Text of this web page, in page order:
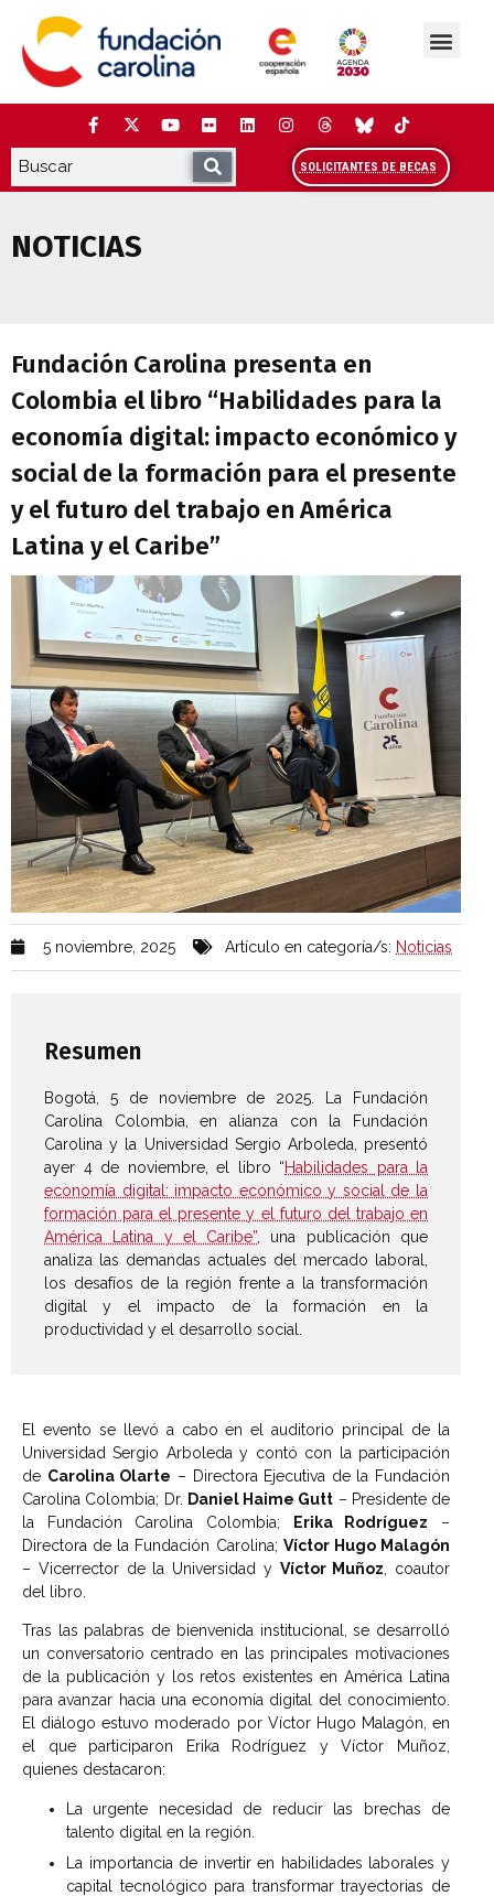
contenido
SOLICITANTES DE BECAS
NOTICIAS
Fundación Carolina presenta en
Colombia el libro “Habilidades para la
economía digital: impacto económico y
social de la formación para el presente
y el futuro del trabajo en América
Latina y el Caribe”
5 noviembre, 2025 Artículo en categoría/s: Noticias
Resumen
Bogotá, 5 de noviembre de 2025. La Fundación
Carolina Colombia, en alianza con la Fundación
Carolina y la Universidad Sergio Arboleda, presentó
ayer 4 de noviembre, el libro “Habilidades para la
economía digital: impacto económico y social de la
formación para el presente y el futuro del trabajo en
América Latina y el Caribe” , una publicación que
analiza las demandas actuales del mercado laboral,
los desafíos de la región frente a la transformación
digital y el impacto de la formación en la
productividad y el desarrollo social.
El evento se llevó a cabo en el auditorio principal de la
Universidad Sergio Arboleda y contó con la participación
de Carolina Olarte – Directora Ejecutiva de la Fundación
Carolina Colombia; Dr. Daniel Haime Gutt – Presidente de
la Fundación Carolina Colombia;
Erika Rodríguez –
Directora de la Fundación Carolina; Víctor Hugo Malagón
– Vicerrector de la Universidad y Víctor Muñoz , coautor
del libro.
Tras las palabras de bienvenida institucional, se desarrolló
un conversatorio centrado en las principales motivaciones
de la publicación y los retos existentes en América Latina
para avanzar hacia una economía digital del conocimiento.
El diálogo estuvo moderado por Víctor Hugo Malagón, en
el que participaron Erika Rodríguez y Víctor Muñoz,
quienes destacaron:
La urgente necesidad de reducir las brechas de
talento digital en la región.
La importancia de invertir en habilidades laborales y
capital tecnológico para transformar trayectorias de